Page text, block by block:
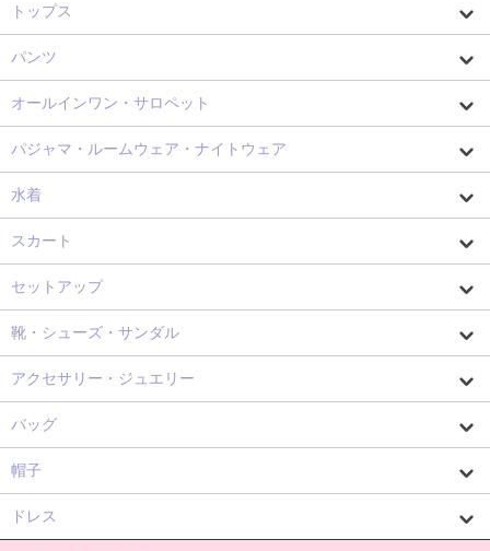
トップス
パンツ
オールインワン・サロペット
パジャマ・ルームウェア・ナイトウェア
水着
スカート
セットアップ
靴・シューズ・サンダル
アクセサリー・ジュエリー
バッグ
帽子
ドレス